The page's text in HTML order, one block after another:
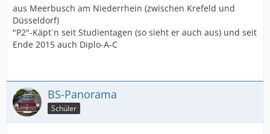
aus Meerbusch am Niederrhein (zwischen Krefeld und
Düsseldorf)
"P2"-Käpt´n seit Studientagen (so sieht er auch aus) und seit
Ende 2015 auch Diplo-A-C
BS-Panorama
Schüler